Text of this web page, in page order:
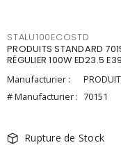
STALU100ECOSTD
PRODUITS STANDARD
RÉGULIER 100W ED23.5
Manufacturier :
# Manufacturier : 70151
Rupture de Stock